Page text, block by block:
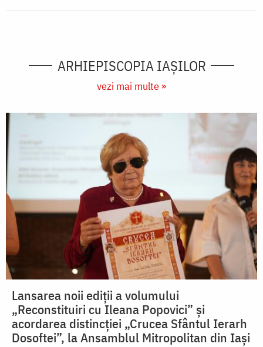
ARHIEPISCOPIA IAŞILOR
vezi mai multe »
Lansarea noii ediții a volumului
„Reconstituiri cu Ileana Popovici” și
acordarea distincției „Crucea Sfântul Ierarh
Dosoftei”, la Ansamblul Mitropolitan din Iași